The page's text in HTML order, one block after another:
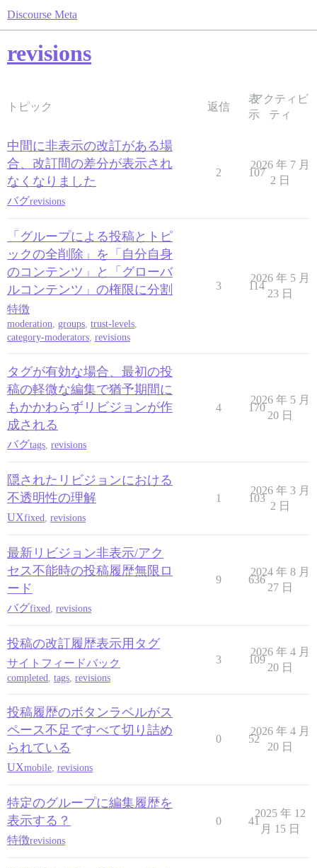
Discourse Meta
revisions
トピック 返信
表
示
アクティビ
ティ
中間に非表示の改訂がある場
合、改訂間の差分が表示され
なくなりました
バグrevisions
2 107
2026 年 7 月
2 日
「グループによる投稿とトピ
ックの全削除」を「自分自身
のコンテンツ」と「グローバ
ルコンテンツ」の権限に分割
特徴
moderation, groups, trust-levels,
category-moderators, revisions
3 114
2026 年 5 月
23 日
タグが有効な場合、最初の投
稿の軽微な編集で猶予期間に
もかかわらずリビジョンが作
成される
バグtags revisions
4 170
2026 年 5 月
20 日
隠されたリビジョンにおける
不透明性の理解
UXfixed revisions
1 103
2026 年 3 月
2 日
最新リビジョン非表示/アク
セス不能時の投稿履歴無限ロ
ード
バグfixed revisions
9 636
2024 年 8 月
27 日
投稿の改訂履歴表示用タグ
サイトフィードバック
completed, tags, revisions
3 109
2026 年 4 月
20 日
投稿履歴のボタンラベルがス
ペース不足ですべて切り詰め
られている
UXmobile revisions
0 52
2026 年 4 月
20 日
特定のグループに編集履歴を
表示する？
特徴revisions
0 41
2025 年 12
月 15 日